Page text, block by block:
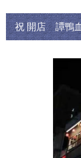
祝 開店 譚鴨